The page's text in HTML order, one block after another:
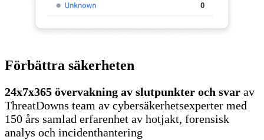
Förbättra säkerheten
24x7x365 övervakning av slutpunkter och svar av
ThreatDowns team av cybersäkerhetsexperter med
150 års samlad erfarenhet av hotjakt, forensisk
analys och incidenthantering